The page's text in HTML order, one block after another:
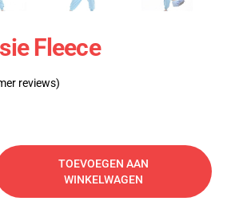
Fleece
reviews)
TOEVOEGEN AAN
WINKELWAGEN